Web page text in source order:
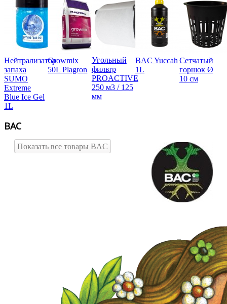
Нейтрализатор
запаха
SUMO
Extreme
Blue Ice Gel
1L
Growmix
50L Plagron
Угольный
фильтр
PROACTIVE
250 м3 / 125
мм
BAC Yuccah
1L
Сетчатый
горшок Ø
10 см
BAC
Показать все товары BAC